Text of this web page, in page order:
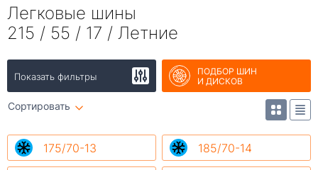
Легковые шины
215 / 55 / 17 / Летние
Показать фильтры
ПОДБОР ШИН
И ДИСКОВ
Сортировать
175/70-13 185/70-14